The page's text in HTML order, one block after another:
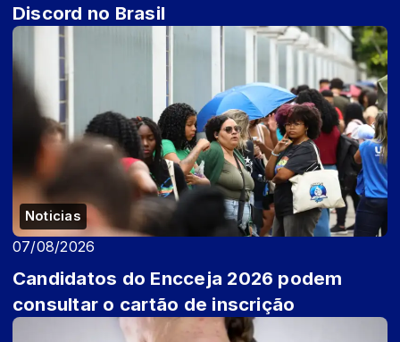
Discord no Brasil
Noticias
07/08/2026
Candidatos do Encceja 2026 podem
consultar o cartão de inscrição